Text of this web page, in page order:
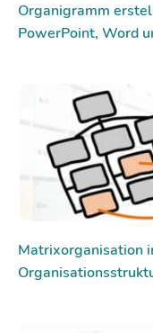
Organigramm
PowerPoint, Word
Matrixorganisation